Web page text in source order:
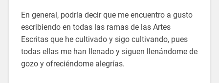
En general, podría decir que me encuentro a gusto
escribiendo en todas las ramas de las Artes
Escritas que he cultivado y sigo cultivando, pues
todas ellas me han llenado y siguen llenándome de
gozo y ofreciéndome alegrías.